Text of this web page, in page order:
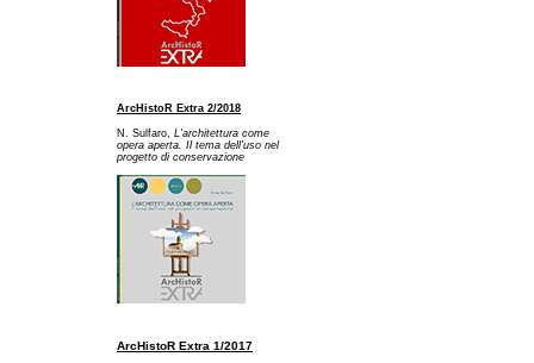
ArcHistoR Extra 2/2018
N. Sulfaro, L'architettura come
opera aperta. Il tema dell'uso nel
progetto di conservazione
ArcHistoR Extra 1/2017